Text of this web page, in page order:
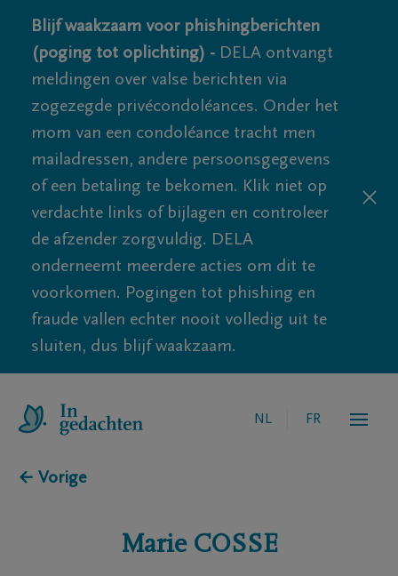
Blijf waakzaam voor phishingberichten
(poging tot oplichting) - DELA ontvangt
meldingen over valse berichten via
zogezegde privécondoléances. Onder het
mom van een condoléance tracht men
mailadressen, andere persoonsgegevens
of een betaling te bekomen. Klik niet op
verdachte links of bijlagen en controleer
de afzender zorgvuldig. DELA
onderneemt meerdere acties om dit te
voorkomen. Pogingen tot phishing en
fraude vallen echter nooit volledig uit te
sluiten, dus blijf waakzaam.
NL FR
← Vorige
Marie COSSE